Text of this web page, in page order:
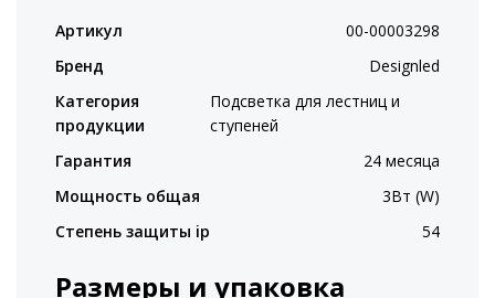
Артикул
00-00003298
Бренд
Designled
Категория
продукции
Подсветка для лестниц и
ступеней
Гарантия
24 месяца
Мощность общая
3Вт (W)
Степень защиты ip
54
Размеры и упаковка